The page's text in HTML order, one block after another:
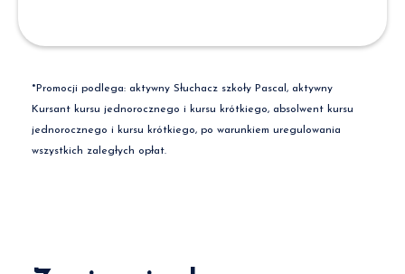
*Promocji podlega: aktywny Słuchacz szkoły Pascal, aktywny
Kursant kursu jednorocznego i kursu krótkiego, absolwent kursu
jednorocznego i kursu krótkiego, po warunkiem uregulowania
wszystkich zaległych opłat.